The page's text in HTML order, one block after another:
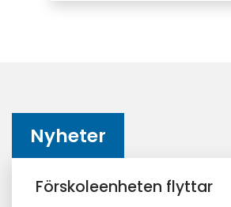
Nyheter
Förskoleenheten flyttar